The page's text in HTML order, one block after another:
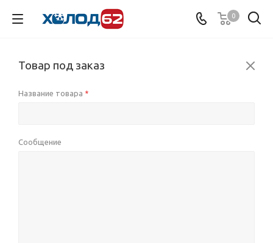
0
Товар под заказ
Название товара *
Сообщение